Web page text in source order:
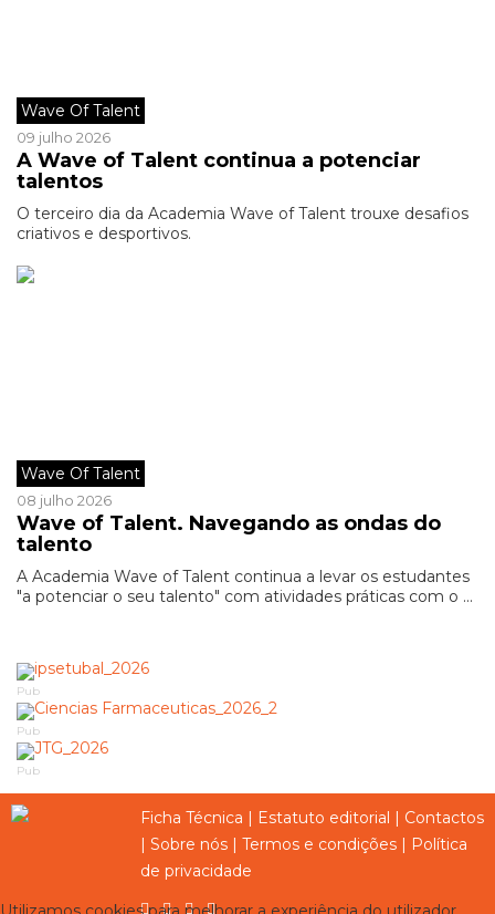
Wave Of Talent
09 julho 2026
A Wave of Talent continua a potenciar
talentos
O terceiro dia da Academia Wave of Talent trouxe desafios
criativos e desportivos.
Wave Of Talent
08 julho 2026
Wave of Talent. Navegando as ondas do
talento
A Academia Wave of Talent continua a levar os estudantes
"a potenciar o seu talento" com atividades práticas com o ...
Pub
Pub
Pub
Ficha Técnica | Estatuto editorial | Contactos
| Sobre nós | Termos e condições | Política
de privacidade